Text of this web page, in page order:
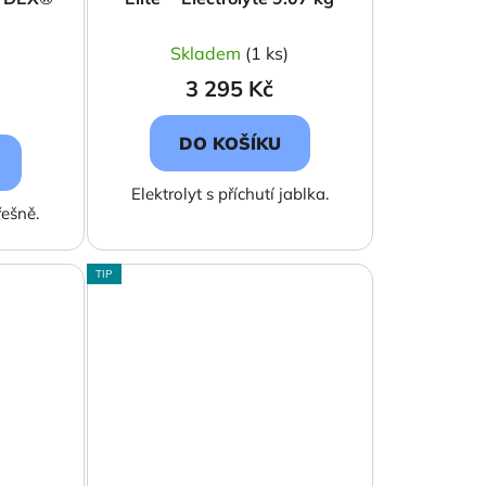
Skladem (1 ks)
3 295 Kč
DO KOŠÍKU
Elektrolyt s příchutí jablka.
TIP